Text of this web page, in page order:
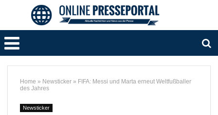
Home » Newsticker » FIFA: Messi und Marta erneut Weltfußballer
des Jahres
Newsticker